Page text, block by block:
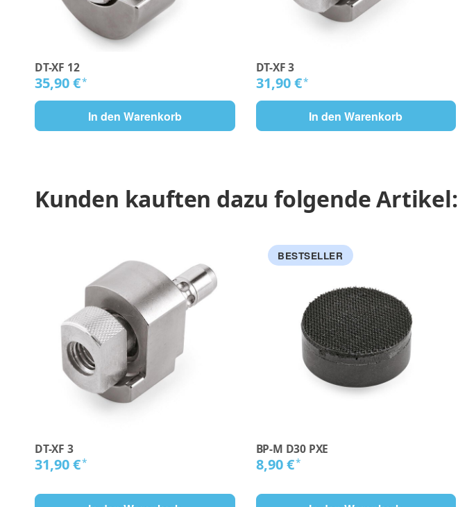
DT-XF 12
35,90 €*
In den Warenkorb
DT-XF 3
31,90 €*
In den Warenkorb
Kunden kauften dazu folgende Artikel:
DT-XF 3
31,90 €*
BESTSELLER
BP-M D30 PXE
8,90 €*